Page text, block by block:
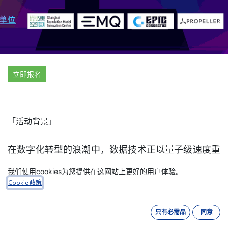
立即报名
「活动背景」
在数字化转型的浪潮中，数据技术正以量子级速度重
界。据IDC预测，到2027年全球AI投资规模将突破
5000亿美元，而数据湖仓、实时计算、多模态数据
库等新兴技术正在重构数据处理范式。面对技术迭代
的加速度，开发者群体正面临双重挑战：既要深入理
我们使用cookies为您提供在这网站上更好的用户体验。
Cookie 政策
只有必需品 同意